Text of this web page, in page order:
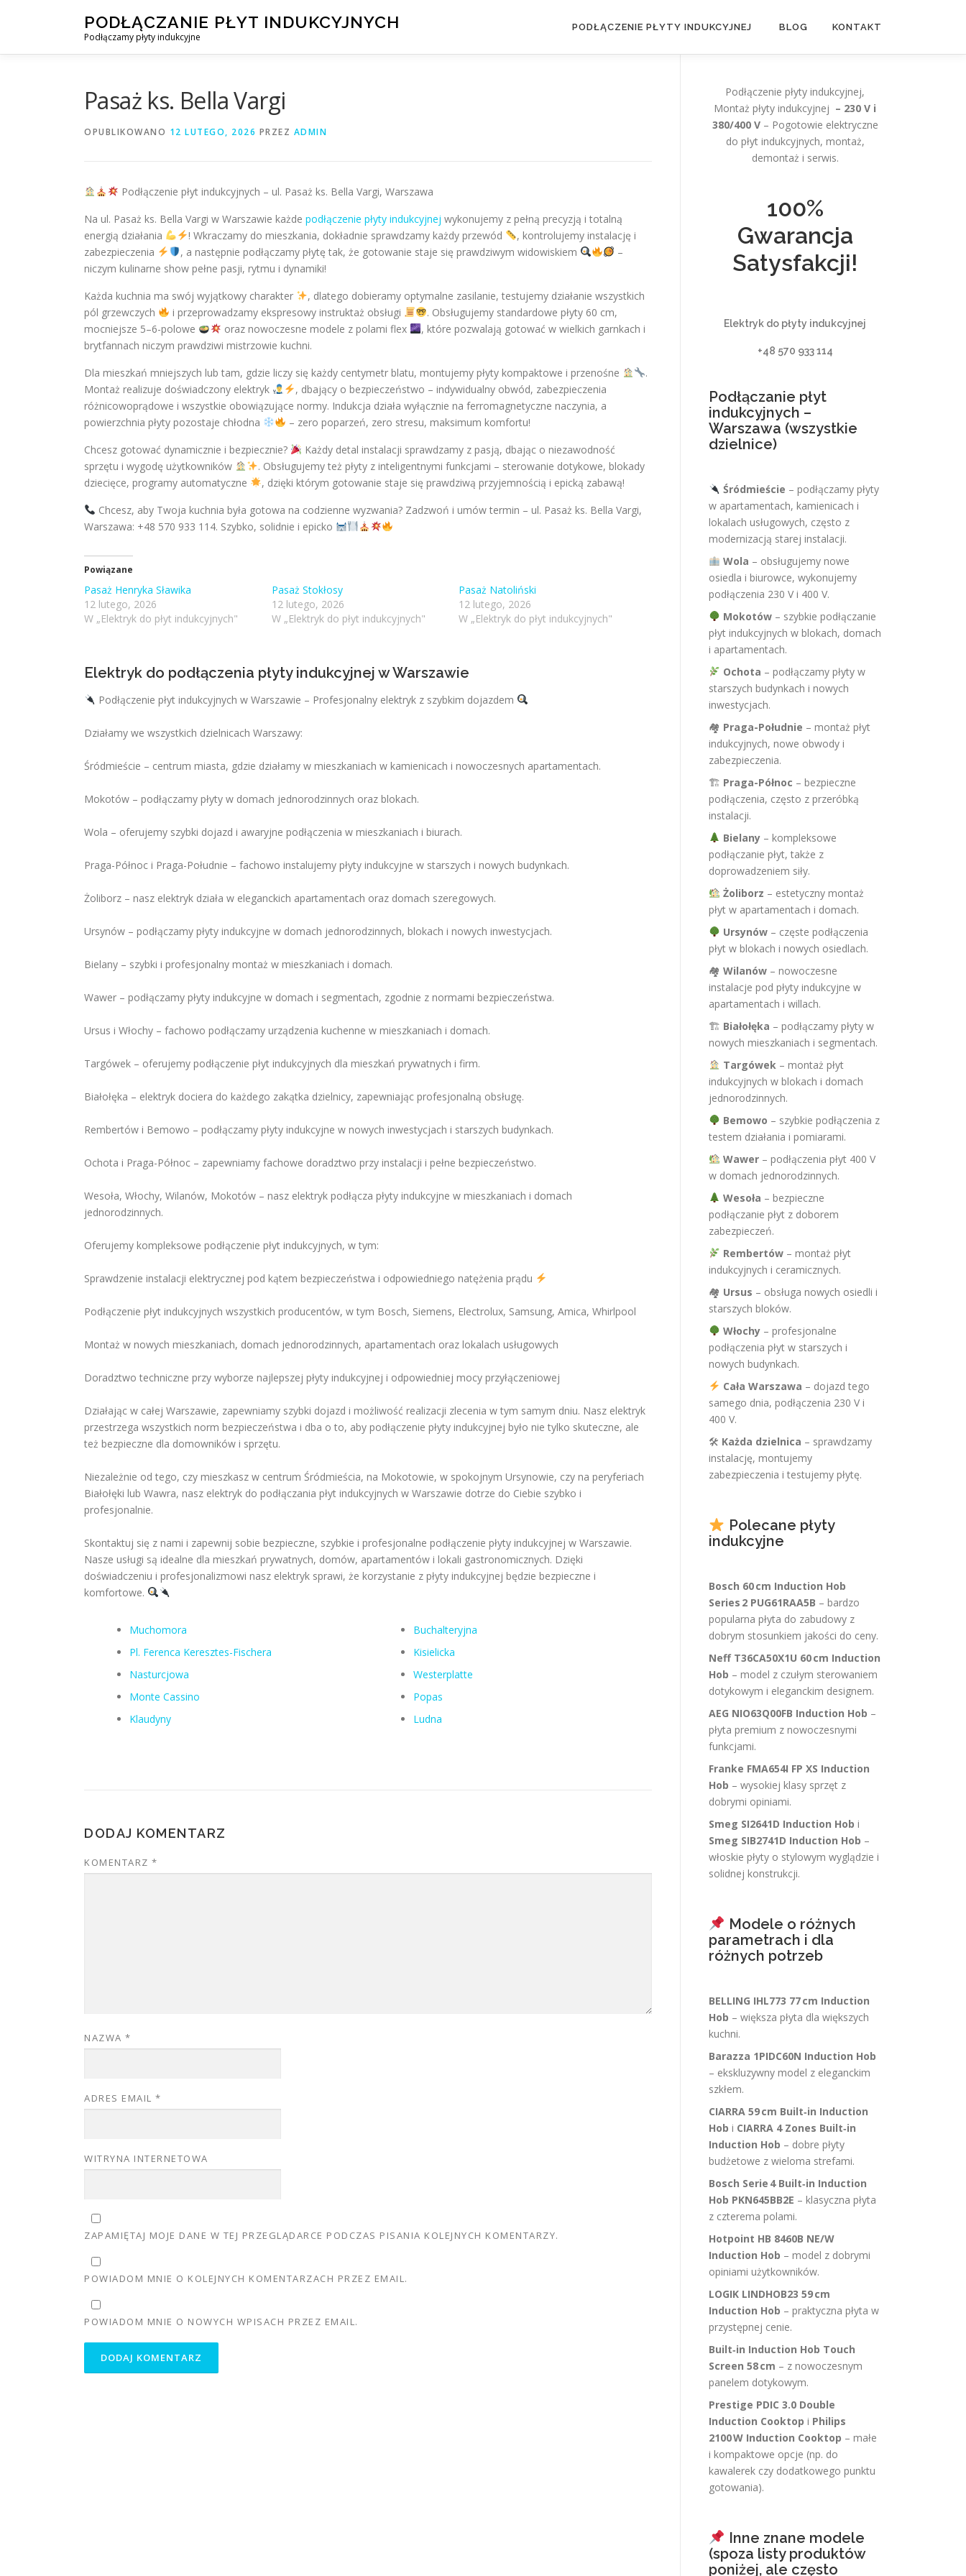
PODŁĄCZANIE PŁYT INDUKCYJNYCH
Podłączamy płyty indukcyjne
PODŁĄCZENIE PŁYTY INDUKCYJNEJ BLOG KONTAKT
Pasaż ks. Bella Vargi
OPUBLIKOWANO 12 LUTEGO, 2026 PRZEZ ADMIN
Podłączenie płyt indukcyjnych – ul. Pasaż ks. Bella Vargi, Warszawa
Na ul. Pasaż ks. Bella Vargi w Warszawie każde podłączenie płyty indukcyjnej wykonujemy z pełną precyzją i totalną
energią działania
! Wkraczamy do mieszkania, dokładnie sprawdzamy każdy przewód
, kontrolujemy instalację i
zabezpieczenia
, a następnie podłączamy płytę tak, że gotowanie staje się prawdziwym widowiskiem
–
niczym kulinarne show pełne pasji, rytmu i dynamiki!
Każda kuchnia ma swój wyjątkowy charakter
, dlatego dobieramy optymalne zasilanie, testujemy działanie wszystkich
pól grzewczych
i przeprowadzamy ekspresowy instruktaż obsługi
. Obsługujemy standardowe płyty 60 cm,
mocniejsze 5–6-polowe
oraz nowoczesne modele z polami flex
, które pozwalają gotować w wielkich garnkach i
brytfannach niczym prawdziwi mistrzowie kuchni.
Dla mieszkań mniejszych lub tam, gdzie liczy się każdy centymetr blatu, montujemy płyty kompaktowe i przenośne
.
Montaż realizuje doświadczony elektryk
, dbający o bezpieczeństwo – indywidualny obwód, zabezpieczenia
różnicowoprądowe i wszystkie obowiązujące normy. Indukcja działa wyłącznie na ferromagnetyczne naczynia, a
powierzchnia płyty pozostaje chłodna
– zero poparzeń, zero stresu, maksimum komfortu!
Chcesz gotować dynamicznie i bezpiecznie?
Każdy detal instalacji sprawdzamy z pasją, dbając o niezawodność
sprzętu i wygodę użytkowników
. Obsługujemy też płyty z inteligentnymi funkcjami – sterowanie dotykowe, blokady
dziecięce, programy automatyczne
, dzięki którym gotowanie staje się prawdziwą przyjemnością i epicką zabawą!
Chcesz, aby Twoja kuchnia była gotowa na codzienne wyzwania? Zadzwoń i umów termin – ul. Pasaż ks. Bella Vargi,
Warszawa: +48 570 933 114. Szybko, solidnie i epicko
Powiązane
Pasaż Henryka Sławika
12 lutego, 2026
W „Elektryk do płyt indukcyjnych"
Pasaż Stokłosy
12 lutego, 2026
W „Elektryk do płyt indukcyjnych"
Pasaż Natoliński
12 lutego, 2026
W „Elektryk do płyt indukcyjnych"
Elektryk do podłączenia płyty indukcyjnej w Warszawie
Podłączenie płyt indukcyjnych w Warszawie – Profesjonalny elektryk z szybkim dojazdem
Działamy we wszystkich dzielnicach Warszawy:
Śródmieście – centrum miasta, gdzie działamy w mieszkaniach w kamienicach i nowoczesnych apartamentach.
Mokotów – podłączamy płyty w domach jednorodzinnych oraz blokach.
Wola – oferujemy szybki dojazd i awaryjne podłączenia w mieszkaniach i biurach.
Praga-Północ i Praga-Południe – fachowo instalujemy płyty indukcyjne w starszych i nowych budynkach.
Żoliborz – nasz elektryk działa w eleganckich apartamentach oraz domach szeregowych.
Ursynów – podłączamy płyty indukcyjne w domach jednorodzinnych, blokach i nowych inwestycjach.
Bielany – szybki i profesjonalny montaż w mieszkaniach i domach.
Wawer – podłączamy płyty indukcyjne w domach i segmentach, zgodnie z normami bezpieczeństwa.
Ursus i Włochy – fachowo podłączamy urządzenia kuchenne w mieszkaniach i domach.
Targówek – oferujemy podłączenie płyt indukcyjnych dla mieszkań prywatnych i firm.
Białołęka – elektryk dociera do każdego zakątka dzielnicy, zapewniając profesjonalną obsługę.
Rembertów i Bemowo – podłączamy płyty indukcyjne w nowych inwestycjach i starszych budynkach.
Ochota i Praga-Północ – zapewniamy fachowe doradztwo przy instalacji i pełne bezpieczeństwo.
Wesoła, Włochy, Wilanów, Mokotów – nasz elektryk podłącza płyty indukcyjne w mieszkaniach i domach
jednorodzinnych.
Oferujemy kompleksowe podłączenie płyt indukcyjnych, w tym:
Sprawdzenie instalacji elektrycznej pod kątem bezpieczeństwa i odpowiedniego natężenia prądu
Podłączenie płyt indukcyjnych wszystkich producentów, w tym Bosch, Siemens, Electrolux, Samsung, Amica, Whirlpool
Montaż w nowych mieszkaniach, domach jednorodzinnych, apartamentach oraz lokalach usługowych
Doradztwo techniczne przy wyborze najlepszej płyty indukcyjnej i odpowiedniej mocy przyłączeniowej
Działając w całej Warszawie, zapewniamy szybki dojazd i możliwość realizacji zlecenia w tym samym dniu. Nasz elektryk
przestrzega wszystkich norm bezpieczeństwa i dba o to, aby podłączenie płyty indukcyjnej było nie tylko skuteczne, ale
też bezpieczne dla domowników i sprzętu.
Niezależnie od tego, czy mieszkasz w centrum Śródmieścia, na Mokotowie, w spokojnym Ursynowie, czy na peryferiach
Białołęki lub Wawra, nasz elektryk do podłączania płyt indukcyjnych w Warszawie dotrze do Ciebie szybko i
profesjonalnie.
Skontaktuj się z nami i zapewnij sobie bezpieczne, szybkie i profesjonalne podłączenie płyty indukcyjnej w Warszawie.
Nasze usługi są idealne dla mieszkań prywatnych, domów, apartamentów i lokali gastronomicznych. Dzięki
doświadczeniu i profesjonalizmowi nasz elektryk sprawi, że korzystanie z płyty indukcyjnej będzie bezpieczne i
komfortowe.
Muchomora
Pl. Ferenca Keresztes-Fischera
Nasturcjowa
Monte Cassino
Klaudyny
Buchalteryjna
Kisielicka
Westerplatte
Popas
Ludna
DODAJ KOMENTARZ
KOMENTARZ *
NAZWA *
ADRES EMAIL *
WITRYNA INTERNETOWA
ZAPAMIĘTAJ MOJE DANE W TEJ PRZEGLĄDARCE PODCZAS PISANIA KOLEJNYCH KOMENTARZY.
POWIADOM MNIE O KOLEJNYCH KOMENTARZACH PRZEZ EMAIL.
POWIADOM MNIE O NOWYCH WPISACH PRZEZ EMAIL.
Podłączenie płyty indukcyjnej,
Montaż płyty indukcyjnej – 230 V i
380/400 V– Pogotowie elektryczne
do płyt indukcyjnych, montaż,
demontaż i serwis.
100%
Gwarancja
Satysfakcji!
Elektryk do płyty indukcyjnej
+48 570 933 114
Podłączanie płyt
indukcyjnych –
Warszawa (wszystkie
dzielnice)
Śródmieście – podłączamy płyty
w apartamentach, kamienicach i
lokalach usługowych, często z
modernizacją starej instalacji.
Wola – obsługujemy nowe
osiedla i biurowce, wykonujemy
podłączenia 230 V i 400 V.
Mokotów– szybkie podłączanie
płyt indukcyjnych w blokach, domach
i apartamentach.
Ochota – podłączamy płyty w
starszych budynkach i nowych
inwestycjach.
🏘 Praga-Południe – montaż płyt
indukcyjnych, nowe obwody i
zabezpieczenia.
🏗 Praga-Północ – bezpieczne
podłączenia, często z przeróbką
instalacji.
Bielany– kompleksowe
podłączanie płyt, także z
doprowadzeniem siły.
Żoliborz – estetyczny montaż
płyt w apartamentach i domach.
Ursynów– częste podłączenia
płyt w blokach i nowych osiedlach.
🏘 Wilanów – nowoczesne
instalacje pod płyty indukcyjne w
apartamentach i willach.
🏗 Białołęka – podłączamy płyty w
nowych mieszkaniach i segmentach.
Targówek– montaż płyt
indukcyjnych w blokach i domach
jednorodzinnych.
Bemowo – szybkie podłączenia z
testem działania i pomiarami.
Wawer– podłączenia płyt 400 V
w domach jednorodzinnych.
Wesoła – bezpieczne
podłączanie płyt z doborem
zabezpieczeń.
Rembertów– montaż płyt
indukcyjnych i ceramicznych.
🏘 Ursus – obsługa nowych osiedli i
starszych bloków.
Włochy– profesjonalne
podłączenia płyt w starszych i
nowych budynkach.
Cała Warszawa – dojazd tego
samego dnia, podłączenia 230 V i
400 V.
🛠 Każda dzielnica – sprawdzamy
instalację, montujemy
zabezpieczenia i testujemy płytę.
Polecane płyty
indukcyjne
Bosch 60 cm Induction Hob
Series 2 PUG61RAA5B – bardzo
popularna płyta do zabudowy z
dobrym stosunkiem jakości do ceny.
Neff T36CA50X1U 60 cm Induction
Hob – model z czułym sterowaniem
dotykowym i eleganckim designem.
AEG NIO63Q00FB Induction Hob –
płyta premium z nowoczesnymi
funkcjami.
Franke FMA654I FP XS Induction
Hob – wysokiej klasy sprzęt z
dobrymi opiniami.
Smeg SI2641D Induction Hob i
Smeg SIB2741D Induction Hob –
włoskie płyty o stylowym wyglądzie i
solidnej konstrukcji.
Modele o różnych
parametrach i dla
różnych potrzeb
BELLING IHL773 77 cm Induction
Hob – większa płyta dla większych
kuchni.
Barazza 1PIDC60N Induction Hob
– ekskluzywny model z eleganckim
szkłem.
CIARRA 59 cm Built‑in Induction
Hob i CIARRA 4 Zones Built‑in
Induction Hob – dobre płyty
budżetowe z wieloma strefami.
Bosch Serie 4 Built‑in Induction
Hob PKN645BB2E – klasyczna płyta
z czterema polami.
Hotpoint HB 8460B NE/W
Induction Hob – model z dobrymi
opiniami użytkowników.
LOGIK LINDHOB23 59 cm
Induction Hob – praktyczna płyta w
przystępnej cenie.
Built‑in Induction Hob Touch
Screen 58 cm – z nowoczesnym
panelem dotykowym.
Prestige PDIC 3.0 Double
Induction Cooktop i Philips
2100 W Induction Cooktop – małe
i kompaktowe opcje (np. do
kawalerek czy dodatkowego punktu
gotowania).
Inne znane modele
(spoza listy produktów
poniżej, ale często